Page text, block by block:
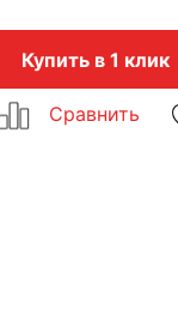
Купить в 1 клик